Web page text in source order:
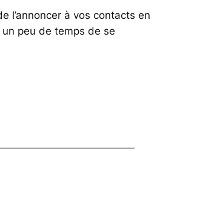
l’annoncer à vos contacts en
peu de temps de se